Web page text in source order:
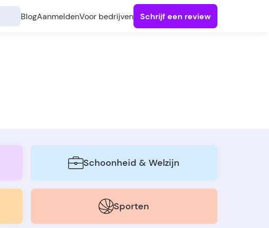
BlogAanmeldenVoor bedrijven Schrijf een review
Schoonheid & Welzijn
Sporten